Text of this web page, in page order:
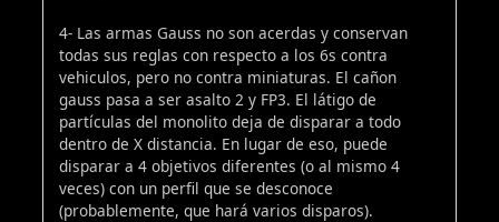
4- Las armas Gauss no son acerdas y conservan
todas sus reglas con respecto a los 6s contra
vehiculos, pero no contra miniaturas. El cañon
gauss pasa a ser asalto 2 y FP3. El látigo de
partículas del monolito deja de disparar a todo
dentro de X distancia. En lugar de eso, puede
disparar a 4 objetivos diferentes (o al mismo 4
veces) con un perfil que se desconoce
(probablemente, que hará varios disparos).